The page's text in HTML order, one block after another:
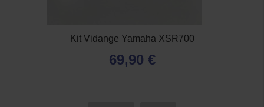
Kit Vidange Yamaha XSR700
69,90 €